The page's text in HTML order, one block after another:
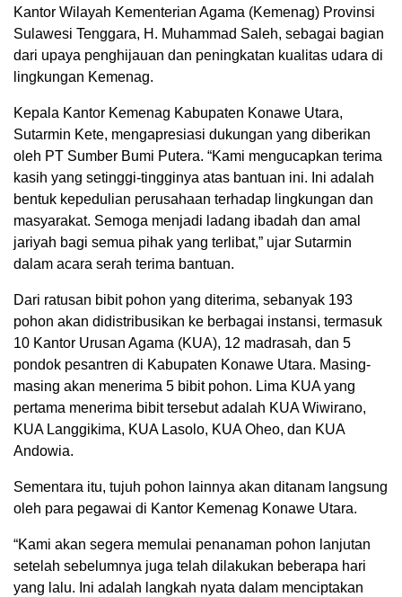
Kantor Wilayah Kementerian Agama (Kemenag) Provinsi
Sulawesi Tenggara, H. Muhammad Saleh, sebagai bagian
dari upaya penghijauan dan peningkatan kualitas udara di
lingkungan Kemenag.
Kepala Kantor Kemenag Kabupaten Konawe Utara,
Sutarmin Kete, mengapresiasi dukungan yang diberikan
oleh PT Sumber Bumi Putera. “Kami mengucapkan terima
kasih yang setinggi-tingginya atas bantuan ini. Ini adalah
bentuk kepedulian perusahaan terhadap lingkungan dan
masyarakat. Semoga menjadi ladang ibadah dan amal
jariyah bagi semua pihak yang terlibat,” ujar Sutarmin
dalam acara serah terima bantuan.
Dari ratusan bibit pohon yang diterima, sebanyak 193
pohon akan didistribusikan ke berbagai instansi, termasuk
10 Kantor Urusan Agama (KUA), 12 madrasah, dan 5
pondok pesantren di Kabupaten Konawe Utara. Masing-
masing akan menerima 5 bibit pohon. Lima KUA yang
pertama menerima bibit tersebut adalah KUA Wiwirano,
KUA Langgikima, KUA Lasolo, KUA Oheo, dan KUA
Andowia.
Sementara itu, tujuh pohon lainnya akan ditanam langsung
oleh para pegawai di Kantor Kemenag Konawe Utara.
“Kami akan segera memulai penanaman pohon lanjutan
setelah sebelumnya juga telah dilakukan beberapa hari
yang lalu. Ini adalah langkah nyata dalam menciptakan